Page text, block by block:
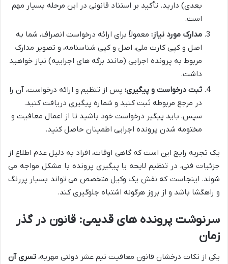
بعدی) دارید. تأکید بر استناد قانونی در این مرحله بسیار مهم
است.
مدارک مورد نیاز: معمولاً برای ارائه درخواست انصراف، شما به
اصل و کپی کارت ملی، اصل و کپی شناسنامه، و تصویر مدارک
مربوط به پرونده اجرایی (مانند برگه های اجراییه) نیاز خواهید
داشت.
ثبت درخواست و پیگیری: پس از تنظیم و ارائه درخواست، آن را
در مرجع مربوطه ثبت کنید و شماره پیگیری دریافت کنید.
سپس، باید پیگیر درخواست خود باشید تا از اعمال معافیت و
مختومه شدن پرونده اجرایی اطمینان حاصل کنید.
یک تجربه رایج این است که گاهی اوقات، افراد به دلیل عدم اطلاع از
جزئیات فنی، در تنظیم لایحه یا پیگیری پرونده با مشکل مواجه می
شوند. اینجاست که نقش یک وکیل متخصص می تواند بسیار پررنگ
و راهگشا باشد و از بروز هرگونه اشتباه جلوگیری کند.
سرنوشت پرونده های قدیمی: قانون در گذر
زمان
یکی از نکات درخشان قانون معافیت نیم عشر دولتی مهریه، تسری آن